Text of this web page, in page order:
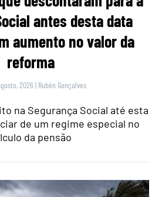
antes desta data
aumento no valor da
reforma
2026 | Rubén Gonçalves
na Segurança Social até esta
de um regime especial no
da pensão